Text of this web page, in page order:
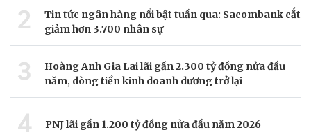
2
Tin tức ngân hàng nổi bật tuần qua: Sacombank cắt
giảm hơn 3.700 nhân sự
3
Hoàng Anh Gia Lai lãi gần 2.300 tỷ đồng nửa đầu
năm, dòng tiền kinh doanh dương trở lại
4 PNJ lãi gần 1.200 tỷ đồng nửa đầu năm 2026